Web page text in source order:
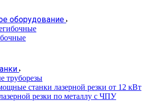
оборудование
труборезы
станки лазерной резки от 12 кВт
резки по металлу с ЧПУ